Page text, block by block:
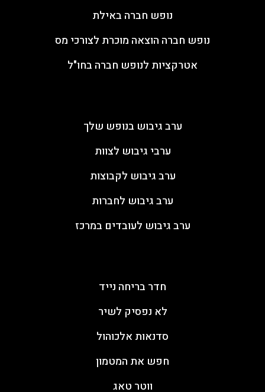
נופש חברה באילת
נופש חברה הוצאה מוכרת לצורכי מס
אטרקציות לנופש חברה בחו"ל
ערב גיבוש בנופש שלך
ערבי גיבוש לצוות
ערב גיבוש לקבוצות
ערב גיבוש לחברות
ערב גיבוש לעובדים במרכז
חדר בריחה נייד
לא נפסיק לשיר
סדנאות אלכוהול
חפש את המטמון
ווטר טאג